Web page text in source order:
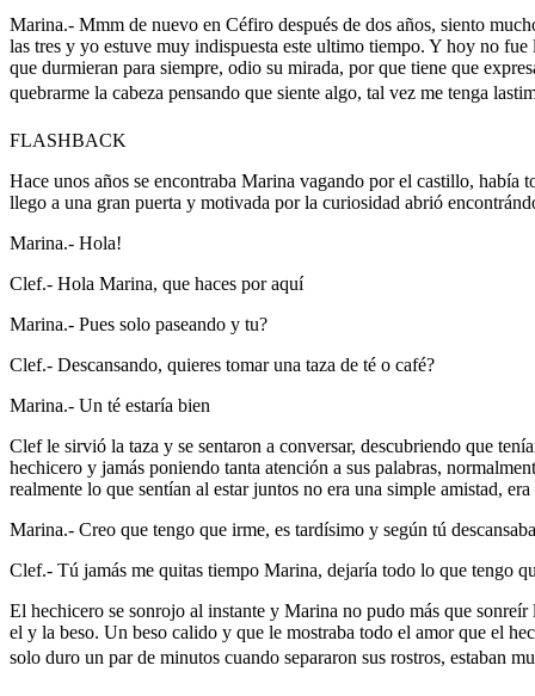
Marina.- Mmm de nuevo en Céfiro después de dos años, siento
las tres y yo estuve muy indispuesta este ultimo tiempo. Y hoy no
que durmieran para siempre, odio su mirada, por que tiene que
quebrarme la cabeza pensando que siente algo, tal vez me tenga
FLASHBACK
Hace unos años se encontraba Marina vagando por el castillo, había
llego a una gran puerta y motivada por la curiosidad abrió
Marina.- Hola!
Clef.- Hola Marina, que haces por aquí
Marina.- Pues solo paseando y tu?
Clef.- Descansando, quieres tomar una taza de té o café?
Marina.- Un té estaría bien
Clef le sirvió la taza y se sentaron a conversar, descubriendo que
hechicero y jamás poniendo tanta atención a sus palabras,
realmente lo que sentían al estar juntos no era una simple amistad,
Marina.- Creo que tengo que irme, es tardísimo y según tú
Clef.- Tú jamás me quitas tiempo Marina, dejaría todo lo que tengo
El hechicero se sonrojo al instante y Marina no pudo más que
el y la beso. Un beso calido y que le mostraba todo el amor que el
solo duro un par de minutos cuando separaron sus rostros, estaban